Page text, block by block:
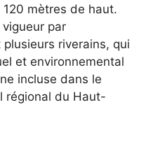
mètres de haut.
par
plusieurs riverains, qui
et environnemental
incluse dans le
régional du Haut-